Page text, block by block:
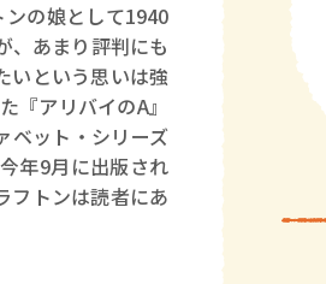
の娘として1940
、あまり評判にも
いという思いは強
『アリバイのA』
ベット・シリーズ
年9月に出版され
フトンは読者にあ